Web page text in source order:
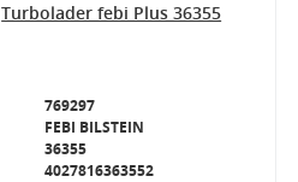
Turbolader febi Plus 36355
769297
FEBI BILSTEIN
36355
4027816363552